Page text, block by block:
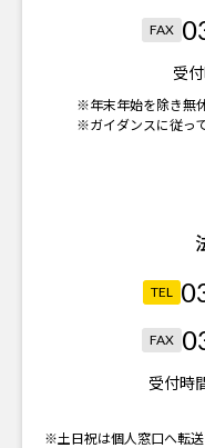
FAX
受
※年末年始を除き無
※ガイダンスに従っ
TEL
FAX
受付時
※土日祝は個人窓口へ転送